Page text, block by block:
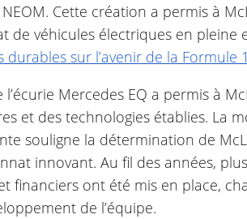
Cette création a permis à
de véhicules électriques en pleine
durables sur l’avenir de la Formule 1
l’écurie Mercedes EQ a permis à
et des technologies établies. La
souligne la détermination de
innovant. Au fil des années,
financiers ont été mis en place,
de l’équipe.